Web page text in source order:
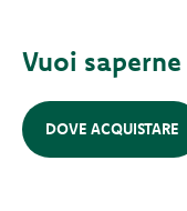
Vuoi
DOVE ACQUISTARE